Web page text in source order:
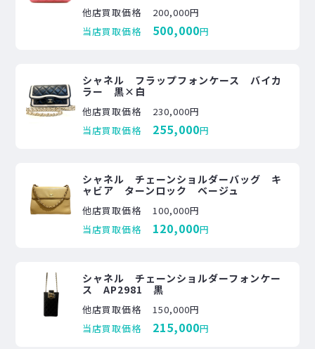
他店買取価格
200,000円
当店買取価格
500,000円
シャネル フラップフォンケース バイカ
ラー 黒×白
他店買取価格
230,000円
当店買取価格
255,000円
シャネル チェーンショルダーバッグ キ
ャビア ターンロック ベージュ
他店買取価格
100,000円
当店買取価格
120,000円
シャネル チェーンショルダーフォンケー
ス AP2981 黒
他店買取価格
150,000円
当店買取価格
215,000円